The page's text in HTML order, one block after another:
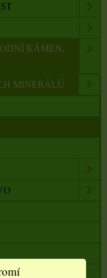
KÁMEN,
MINERÁLŮ